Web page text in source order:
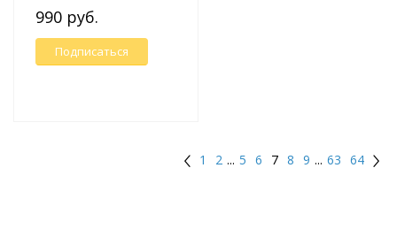
990 руб.
Подписаться
1 2 ... 5 6 7 8 9 ... 63 64